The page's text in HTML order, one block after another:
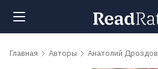
Поиск
Главная Авторы Анатолий Дроздов